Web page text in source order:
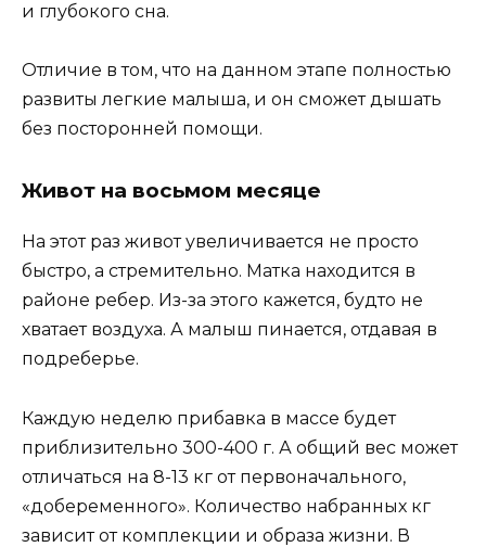
и глубокого сна.
Отличие в том, что на данном этапе полностью
развиты легкие малыша, и он сможет дышать
без посторонней помощи.
Живот на восьмом месяце
На этот раз живот увеличивается не просто
быстро, а стремительно. Матка находится в
районе ребер. Из-за этого кажется, будто не
хватает воздуха. А малыш пинается, отдавая в
подреберье.
Каждую неделю прибавка в массе будет
приблизительно 300-400 г. А общий вес может
отличаться на 8-13 кг от первоначального,
«добеременного». Количество набранных кг
зависит от комплекции и образа жизни. В